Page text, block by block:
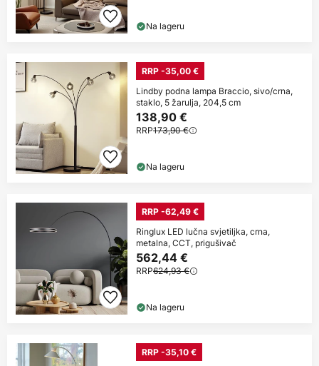
Na lageru
RRP -35,00 €
Lindby podna lampa Braccio, sivo/crna,
staklo, 5 žarulja, 204,5 cm
138,90 €
RRP173,90 €
Na lageru
RRP -62,49 €
Ringlux LED lučna svjetiljka, crna,
metalna, CCT, prigušivač
562,44 €
RRP624,93 €
Na lageru
RRP -35,10 €